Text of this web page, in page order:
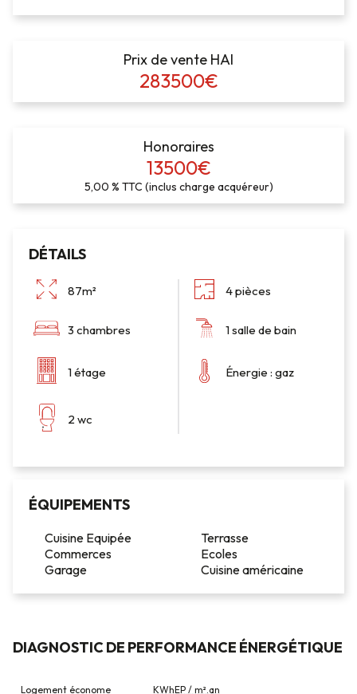
Prix de vente HAI
283500€
Honoraires
13500€
5,00 % TTC (inclus charge acquéreur)
DÉTAILS
87m² 4 pièces
3 chambres 1 salle de bain
1 étage Énergie : gaz
2 wc
ÉQUIPEMENTS
Cuisine Equipée
Terrasse
Commerces
Ecoles
Garage
Cuisine américaine
DIAGNOSTIC DE PERFORMANCE ÉNERGÉTIQUE
Logement économe KWhEP / m².an